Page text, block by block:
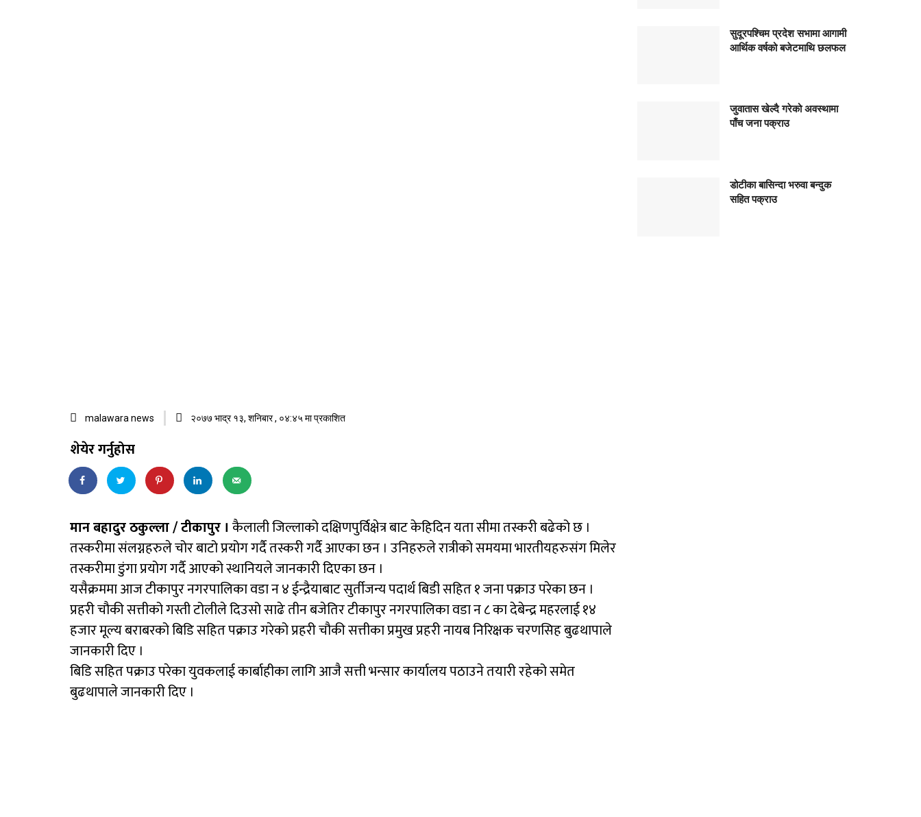
malawara news २०७७ भाद्र १३, शनिबार , ०४:४५ मा प्रकाशित
शेयेर गर्नुहोस
मान बहादुर ठकुल्ला / टीकापुर । कैलाली जिल्लाको दक्षिणपुर्विक्षेत्र बाट केहिदिन यता सीमा तस्करी बढेको छ ।
तस्करीमा संलग्नहरुले चोर बाटो प्रयोग गर्दै तस्करी गर्दै आएका छन । उनिहरुले रात्रीको समयमा भारतीयहरुसंग मिलेर
तस्करीमा डुंगा प्रयोग गर्दै आएको स्थानियले जानकारी दिएका छन ।
यसैक्रममा आज टीकापुर नगरपालिका वडा न ४ ईन्द्रैयाबाट सुर्तीजन्य पदार्थ बिडी सहित १ जना पक्राउ परेका छन ।
प्रहरी चौकी सत्तीको गस्ती टोलीले दिउसो साढे तीन बजेतिर टीकापुर नगरपालिका वडा न ८ का देबेन्द्र महरलाई १४
हजार मूल्य बराबरको बिडि सहित पक्राउ गरेको प्रहरी चौकी सत्तीका प्रमुख प्रहरी नायब निरिक्षक चरणसिह बुढथापाले
जानकारी दिए ।
बिडि सहित पक्राउ परेका युवकलाई कार्बाहीका लागि आजै सत्ती भन्सार कार्यालय पठाउने तयारी रहेको समेत
बुढथापाले जानकारी दिए ।
सुदूरपश्चिम प्रदेश सभामा आगामी
आर्थिक वर्षको बजेटमाथि छलफल
जुवातास खेल्दै गरेको अवस्थामा
पाँच जना पक्राउ
डोटीका बासिन्दा भरुवा बन्दुक
सहित पक्राउ